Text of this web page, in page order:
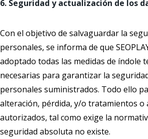
6. Seguridad y actualización de los
Con el objetivo de salvaguardar la
personales, se informa de que
adoptado todas las medidas de índole
necesarias para garantizar la
personales suministrados. Todo ello
alteración, pérdida, y/o tratamientos o
autorizados, tal como exige la
seguridad absoluta no existe.